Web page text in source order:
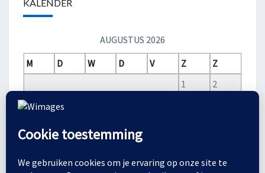
KALENDER
AUGUSTUS 2026
M
D W D V Z
Z
1
2
3
4
24
25 26 27 28 29 30